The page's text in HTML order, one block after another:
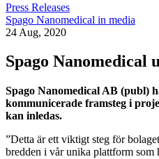
Press Releases
Spago Nanomedical in media
24 Aug, 2020
Spago
Spago Nanomedical AB (publ)
kommunicerade framsteg i
kan inledas.
”Detta är ett viktigt steg för
bredden i vår unika plattform som